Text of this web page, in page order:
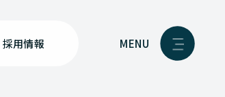
採用情報 MENU